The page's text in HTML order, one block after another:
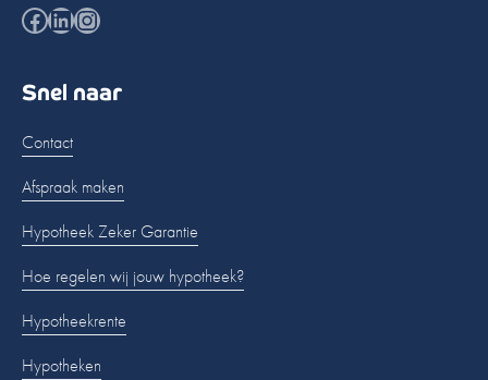
Facebook
LinkedIn
Instagram
Snel naar
Contact
Afspraak maken
Hypotheek Zeker Garantie
Hoe regelen wij jouw hypotheek?
Hypotheekrente
Hypotheken